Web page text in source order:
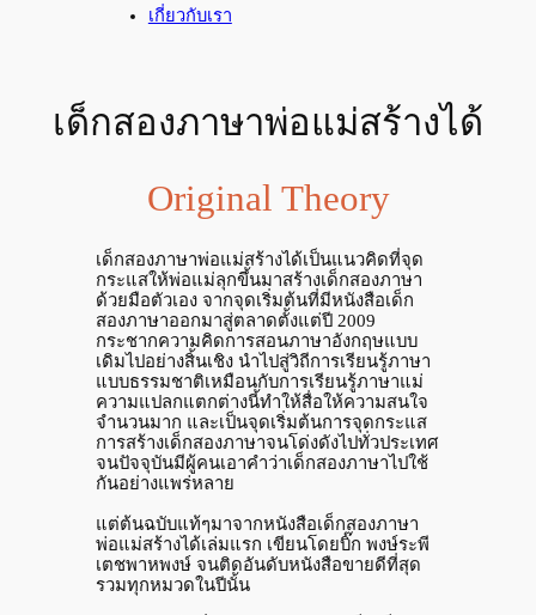
เกี่ยวกับเรา
เด็กสองภาษาพ่อแม่สร้างได้
Original Theory
เด็กสองภาษาพ่อแม่สร้างได้เป็นแนวคิดที่จุด
กระแสให้พ่อแม่ลุกขึ้นมาสร้างเด็กสองภาษา
ด้วยมือตัวเอง จากจุดเริ่มต้นที่มีหนังสือเด็ก
สองภาษาออกมาสู่ตลาดตั้งแต่ปี 2009
กระชากความคิดการสอนภาษาอังกฤษแบบ
เดิมไปอย่างสิ้นเชิง นำไปสู่วิถีการเรียนรู้ภาษา
แบบธรรมชาติเหมือนกับการเรียนรู้ภาษาแม่
ความแปลกแตกต่างนี้ทำให้สื่อให้ความสนใจ
จำนวนมาก และเป็นจุดเริ่มต้นการจุดกระแส
การสร้างเด็กสองภาษาจนโด่งดังไปทั่วประเทศ
จนปัจจุบันมีผู้คนเอาคำว่าเด็กสองภาษาไปใช้
กันอย่างแพร่หลาย
แต่ต้นฉบับแท้ๆมาจากหนังสือเด็กสองภาษา
พ่อแม่สร้างได้เล่มแรก เขียนโดยบิ๊ก พงษ์ระพี
เตชพาหพงษ์ จนติดอันดับหนังสือขายดีที่สุด
รวมทุกหมวดในปีนั้น